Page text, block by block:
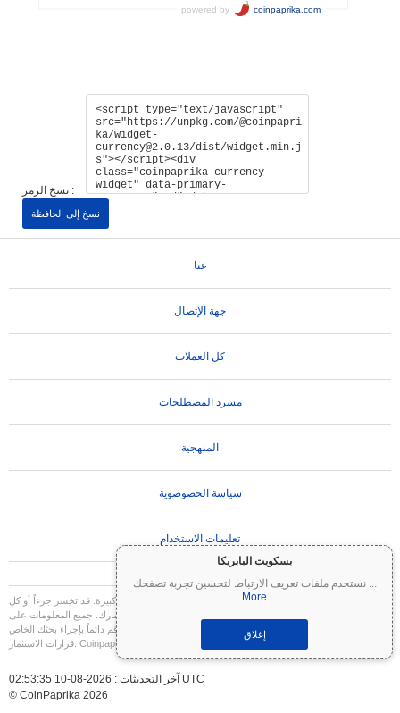
بسكويت البابريكا
نستخدم ملفات تعريف الارتباط لتحسين تجربة تصفحك ...
More
إغلاق
نسخ الرمز :
نسخ إلى الحافظة
عنا
جهة الإتصال
كل العملات
مسرد المصطلحات
المنهجية
سياسة الخصوصوية
تعليمات الاستخدام
العملات المشفرة شديدة التقلب وتنطوي على مخاطر كبيرة. قد تخسر جزءاً أو كل
استثمارك. جميع المعلومات على Coinpaprika مقدمة لأغراض إعلامية فقط ولا تشكل نصيحة
مالية أو استثمارية. قم دائماً بإجراء بحثك الخاص (DYOR) واستشر مستشاراً مالياً مؤهلاً قبل اتخاذ
آخر التحديثات : 2026-08-10 02:53:35 UTC
© CoinPaprika 2026